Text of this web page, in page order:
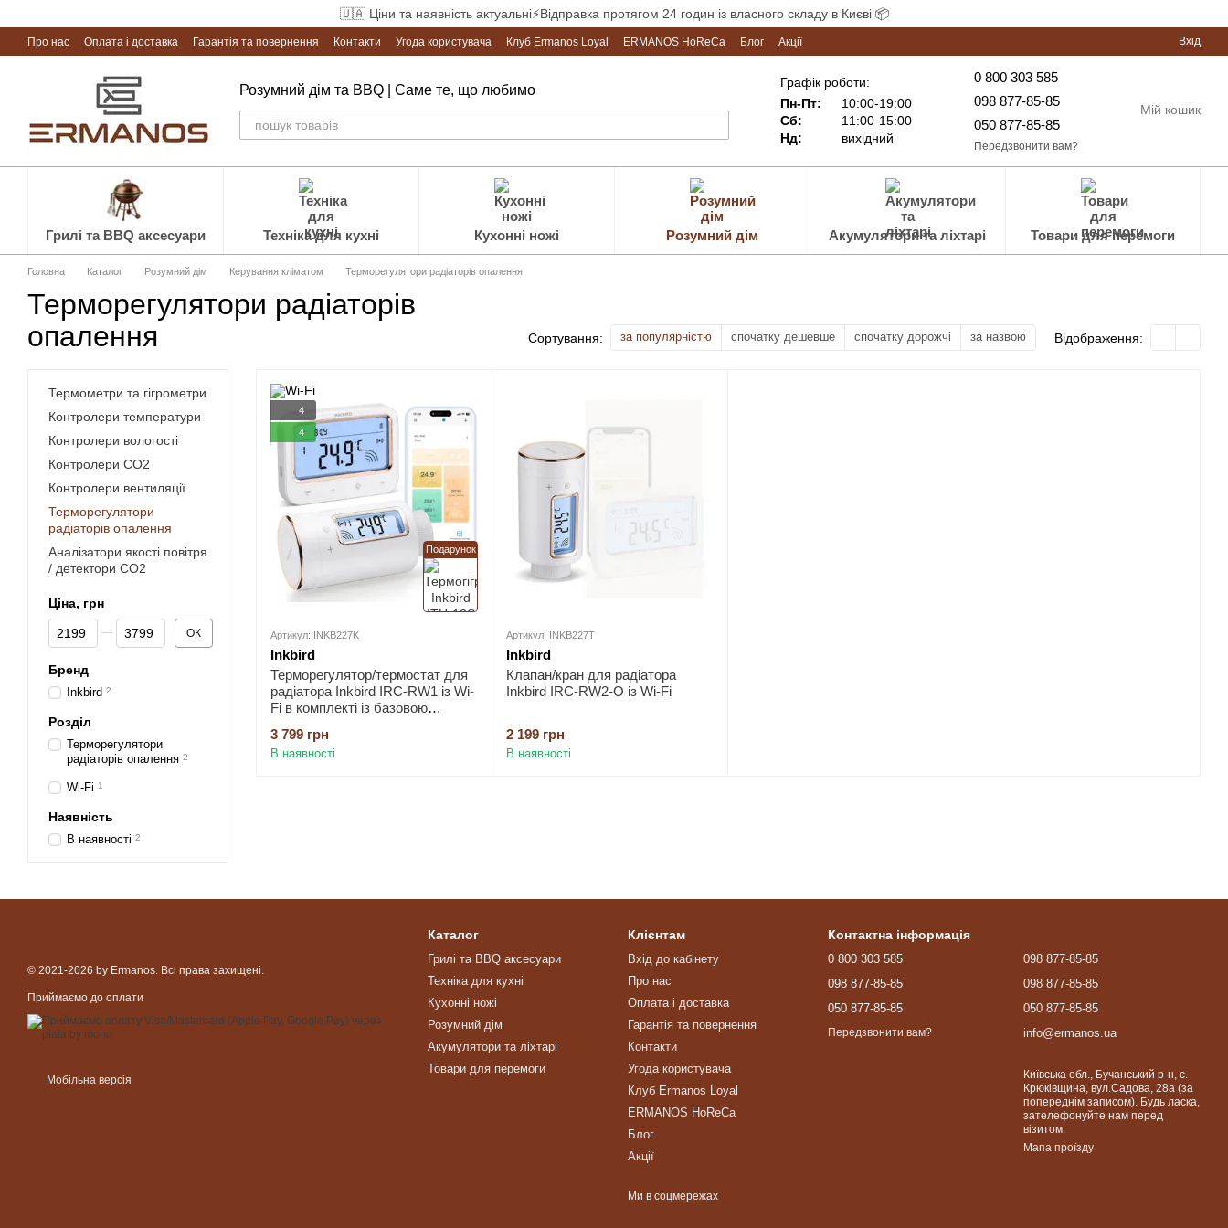
🇺🇦 Ціни та наявність актуальні⚡Відправка протягом 24 годин із власного складу в Києві 📦
Про нас Оплата і доставка Гарантія та повернення Контакти Угода користувача Клуб Ermanos Loyal ERMANOS HoReCa Блог Акції Вхід
Розумний дім та BBQ | Саме те, що любимо
Графік роботи:
Пн-Пт:
10:00-19:00
Сб:
11:00-15:00
Нд:
вихідний
0 800 303 585
098 877-85-85
050 877-85-85
Передзвонити вам?
Мій кошик
Грилі та BBQ аксесуари Техніка для кухні Кухонні ножі Розумний дім Акумулятори та ліхтарі Товари для перемоги
Головна Каталог Розумний дім Керування кліматом Терморегулятори радіаторів опалення
Терморегулятори радіаторів
опалення
Сортування: за популярністю спочатку дешевше спочатку дорожчі за назвою Відображення:
Подарунок
4
4
Артикул: INKB227K
Inkbird
Терморегулятор/термостат для
радіатора Inkbird IRC-RW1 із Wi-
Fi в комплекті із базовою
3 799 грн
В наявності
Артикул: INKB227T
Inkbird
Клапан/кран для радіатора
Inkbird IRC-RW2-O із Wi-Fi
2 199 грн
В наявності
Термометри та гігрометри
Контролери температури
Контролери вологості
Контролери СО2
Контролери вентиляції
Терморегулятори
радіаторів опалення
Аналізатори якості повітря
/ детектори СО2
Ціна, грн
Від Ціна, грн
До Ціна, грн ОК
Бренд
Inkbird 2
Розділ
Терморегулятори
радіаторів опалення 2
Wi-Fi 1
Наявність
В наявності 2
© 2021-2026 by Ermanos. Всі права захищені.
Приймаємо до оплати
Мобільна версія
Каталог
Грилі та BBQ аксесуари
Техніка для кухні
Кухонні ножі
Розумний дім
Акумулятори та ліхтарі
Товари для перемоги
Клієнтам
Вхід до кабінету
Про нас
Оплата і доставка
Гарантія та повернення
Контакти
Угода користувача
Клуб Ermanos Loyal
ERMANOS HoReCa
Блог
Акції
Ми в соцмережах
Контактна інформація
0 800 303 585
098 877-85-85
050 877-85-85
Передзвонити вам?
098 877-85-85
098 877-85-85
050 877-85-85
info@ermanos.ua
Київська обл., Бучанський р-н, с.
Крюківщина, вул.Садова, 28а (за
попереднім записом). Будь ласка,
зателефонуйте нам перед
візитом.
Мапа проїзду